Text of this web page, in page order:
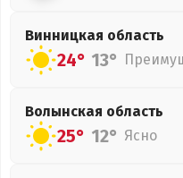
Винницкая область
24° 13°
Волынская область
25° 12° Ясно